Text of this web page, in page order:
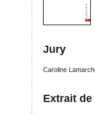
Jury
Caroline
Extrait